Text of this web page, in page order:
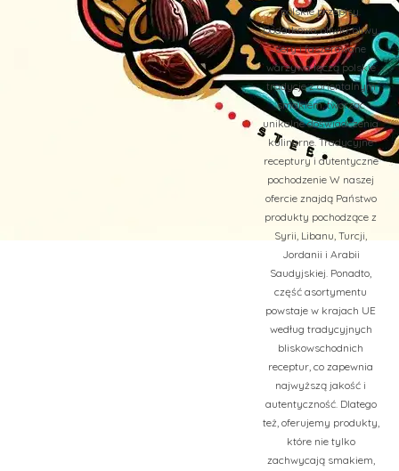
polskie przepisy.
Dodatkowo, oliwki, oliwy,
sery i faszerowane
warzywa łączą polskie
tradycje z orientalnym
smakiem, tworząc
unikalne doświadczenia
kulinarne. Tradycyjne
receptury i autentyczne
pochodzenie W naszej
ofercie znajdą Państwo
produkty pochodzące z
Syrii, Libanu, Turcji,
Jordanii i Arabii
Saudyjskiej. Ponadto,
część asortymentu
powstaje w krajach UE
według tradycyjnych
bliskowschodnich
receptur, co zapewnia
najwyższą jakość i
autentyczność. Dlatego
też, oferujemy produkty,
które nie tylko
zachwycają smakiem,